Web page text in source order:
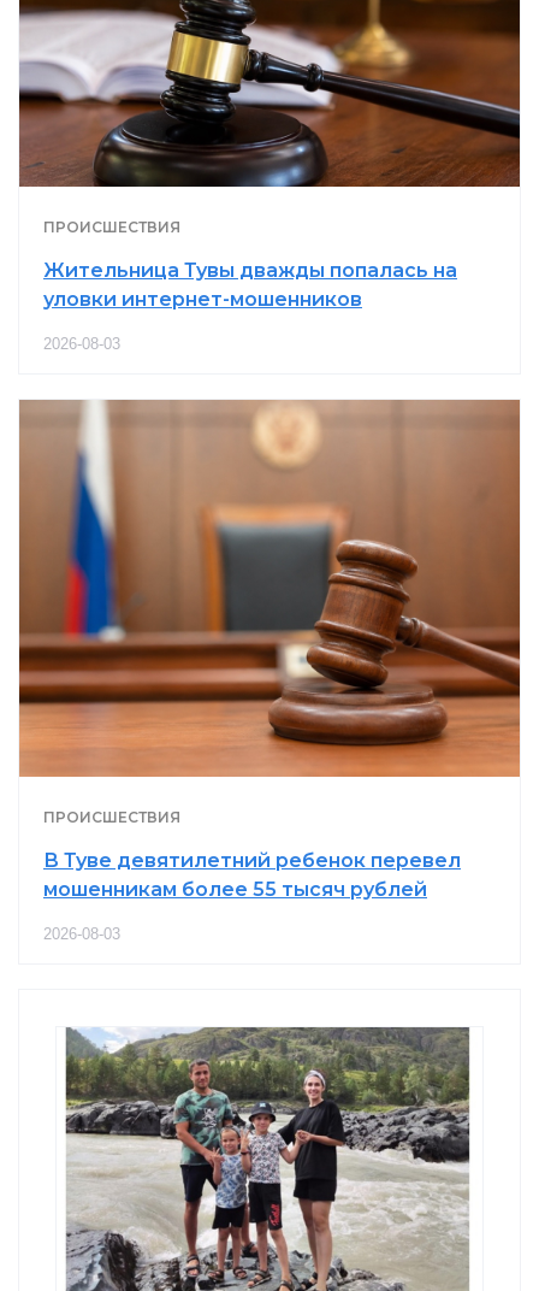
ПРОИСШЕСТВИЯ
Жительница Тувы дважды попалась на
уловки интернет-мошенников
2026-08-03
ПРОИСШЕСТВИЯ
В Туве девятилетний ребенок перевел
мошенникам более 55 тысяч рублей
2026-08-03